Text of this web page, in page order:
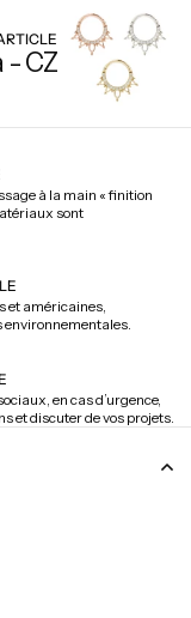
- CZ
à la main « finition
sont
et américaines,
environnementales.
en cas d’urgence,
et discuter de vos projets.